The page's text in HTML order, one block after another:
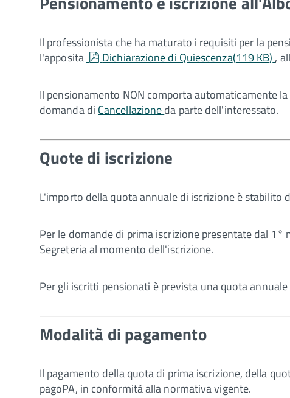
Il professionista che ha maturato i requisiti per la
l'apposita
pdf
Dichiarazione di Quiescenza(119 KB) ,
Il pensionamento NON comporta automaticamente
domanda di Cancellazioneda parte dell'interessato.
Quote di iscrizione
L'importo della quota annuale di iscrizione è stabilito
Per le domande di prima iscrizione presentate dal
Segreteria al momento dell'iscrizione.
Per gli iscritti pensionati è prevista una quota
Modalità di pagamento
Il pagamento della quota di prima iscrizione, della
pagoPA, in conformità alla normativa vigente.